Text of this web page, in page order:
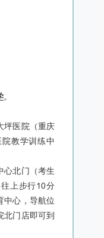
。
坪医院（重庆
教学训练中
心北门（考生
上步行10分
中心，导航位
北门店即可到